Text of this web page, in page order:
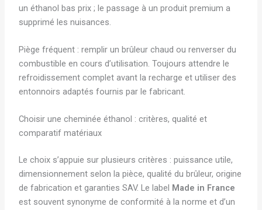
un éthanol bas prix ; le passage à un produit premium a
supprimé les nuisances.
Piège fréquent : remplir un brûleur chaud ou renverser du
combustible en cours d’utilisation. Toujours attendre le
refroidissement complet avant la recharge et utiliser des
entonnoirs adaptés fournis par le fabricant.
Choisir une cheminée éthanol : critères, qualité et
comparatif matériaux
Le choix s’appuie sur plusieurs critères : puissance utile,
dimensionnement selon la pièce, qualité du brûleur, origine
de fabrication et garanties SAV. Le label Made in France
est souvent synonyme de conformité à la norme et d’un